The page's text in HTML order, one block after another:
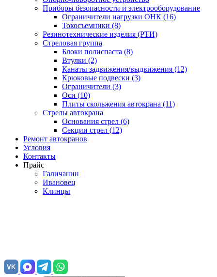
Приборы безопасности и электрооборудование
Ограничители нагрузки ОНК (16)
Токосъемники (8)
Резинотехнические изделия (РТИ)
Стреловая группа
Блоки полиспаста (8)
Втулки (2)
Канаты задвижения/выдвижения (12)
Крюковые подвески (3)
Ограничители (3)
Оси (10)
Плиты скольжения автокрана (11)
Стрелы автокрана
Основания стрел (6)
Секции стрел (12)
Ремонт автокранов
Условия
Контакты
Прайс
Галичанин
Ивановец
Клинцы
VK